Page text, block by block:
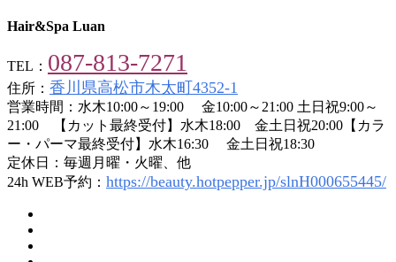
Hair&Spa Luan
TEL： 087-813-7271
住所： 香川県高松市木太町4352-1
営業時間：水木10:00～19:00 金10:00～21:00 土日祝9:00～
21:00 【カット最終受付】水木18:00 金土日祝20:00【カラ
ー・パーマ最終受付】水木16:30 金土日祝18:30
定休日：毎週月曜・火曜、他
24h WEB予約： https://beauty.hotpepper.jp/slnH000655445/